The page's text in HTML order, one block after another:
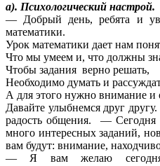
а). Психологический настрой.
— Добрый день, ребята и
математики.
Урок математики дает нам
Что мы умеем и, что должны
Чтобы задания верно решать,
Необходимо думать и
А для этого нужно внимание и
Давайте улыбнемся друг
радость общения. — Сегодня
много интересных заданий,
вам будут: внимание,
— Я вам желаю